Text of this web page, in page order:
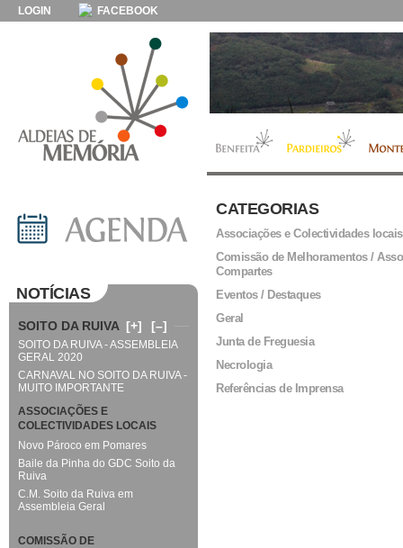
LOGIN FACEBOOK
CATEGORIAS
Associações e Colectividades locais
Comissão de Melhoramentos /
Compartes
Eventos / Destaques
Geral
Junta de Freguesia
Necrologia
Referências de Imprensa
NOTÍCIAS
SOITO DA RUIVA [+] [–]
SOITO DA RUIVA - ASSEMBLEIA
GERAL 2020
CARNAVAL NO SOITO DA RUIVA -
MUITO IMPORTANTE
ASSOCIAÇÕES E
COLECTIVIDADES LOCAIS
Novo Pároco em Pomares
Baile da Pinha do GDC Soito da
Ruiva
C.M. Soito da Ruiva em
Assembleia Geral
COMISSÃO DE